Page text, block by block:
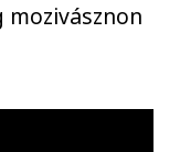
mozivásznon